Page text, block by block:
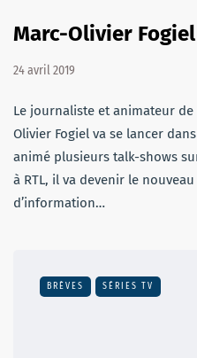
Marc-Olivier
24 avril 2019
Le journaliste et animateur
Olivier Fogiel va se lancer
animé plusieurs talk-shows
à RTL, il va devenir le
d’information…
BRÈVES SÉRIES TV